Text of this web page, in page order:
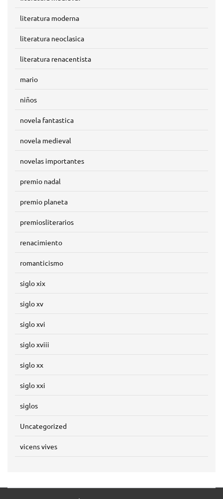
literatura moderna
literatura neoclasica
literatura renacentista
mario
niños
novela fantastica
novela medieval
novelas importantes
premio nadal
premio planeta
premiosliterarios
renacimiento
romanticismo
siglo xix
siglo xv
siglo xvi
siglo xviii
siglo xx
siglo xxi
siglos
Uncategorized
vicens vives